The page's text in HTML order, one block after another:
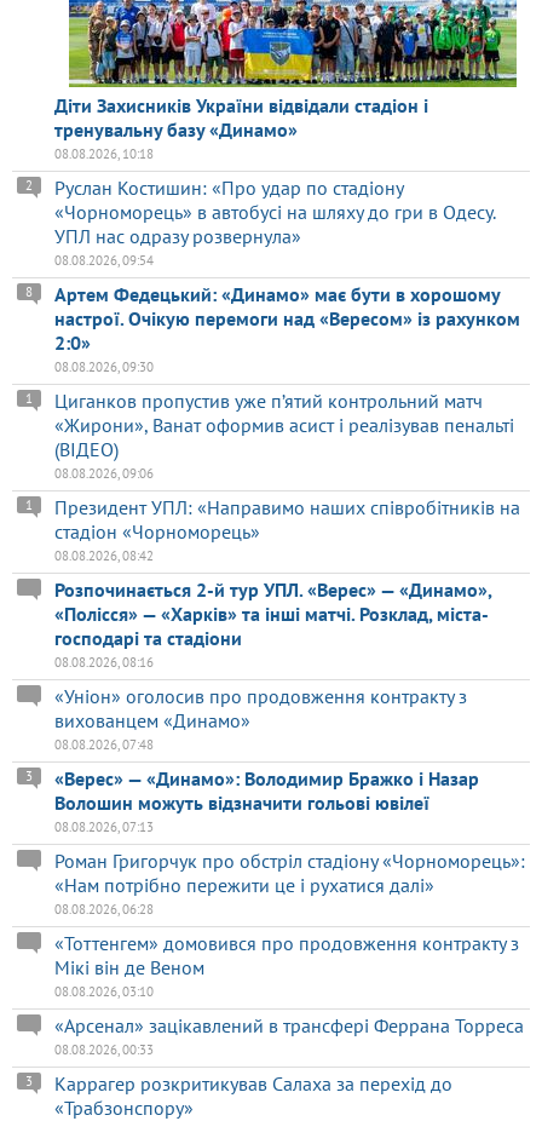
Діти Захисників України відвідали стадіон і
тренувальну базу «Динамо»
08.08.2026, 10:18
Руслан Костишин: «Про удар по стадіону
«Чорноморець» в автобусі на шляху до гри в Одесу.
УПЛ нас одразу розвернула»
2
08.08.2026, 09:54
Артем Федецький: «Динамо» має бути в хорошому
настрої. Очікую перемоги над «Вересом» із рахунком
2:0»
8
08.08.2026, 09:30
Циганков пропустив уже п’ятий контрольний матч
«Жирони», Ванат оформив асист і реалізував пенальті
(ВІДЕО)
1
08.08.2026, 09:06
Президент УПЛ: «Направимо наших співробітників на
стадіон «Чорноморець»
1
08.08.2026, 08:42
Розпочинається 2-й тур УПЛ. «Верес» — «Динамо»,
«Полісся» — «Харків» та інші матчі. Розклад, міста-
господарі та стадіони
08.08.2026, 08:16
«Уніон» оголосив про продовження контракту з
вихованцем «Динамо»
08.08.2026, 07:48
«Верес» — «Динамо»: Володимир Бражко і Назар
Волошин можуть відзначити гольові ювілеї
3
08.08.2026, 07:13
Роман Григорчук про обстріл стадіону «Чорноморець»:
«Нам потрібно пережити це і рухатися далі»
08.08.2026, 06:28
«Тоттенгем» домовився про продовження контракту з
Мікі він де Веном
08.08.2026, 03:10
«Арсенал» зацікавлений в трансфері Феррана Торреса
08.08.2026, 00:33
Каррагер розкритикував Салаха за перехід до
«Трабзонспору»
3